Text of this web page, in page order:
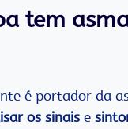
tem
é portador da
os sinais e